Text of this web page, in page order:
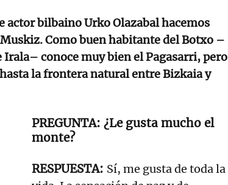
actor bilbaino Urko Olazabal hacemos
Como buen habitante del Botxo –
conoce muy bien el Pagasarri, pero
la frontera natural entre Bizkaia y
¿Le gusta mucho el
monte?
Sí, me gusta de toda la